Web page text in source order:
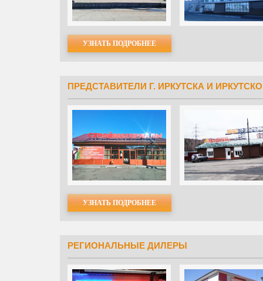
УЗНАТЬ ПОДРОБНЕЕ
ПРЕДСТАВИТЕЛИ Г. ИРКУТСКА И
УЗНАТЬ ПОДРОБНЕЕ
РЕГИОНАЛЬНЫЕ ДИЛЕРЫ